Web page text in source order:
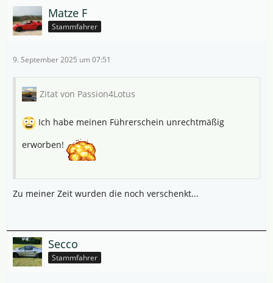
Matze F
Stammfahrer
9. September 2025 um 07:51
Zitat von Passion4Lotus
Ich habe meinen Führerschein unrechtmäßig
erworben!
Zu meiner Zeit wurden die noch verschenkt...
Secco
Stammfahrer